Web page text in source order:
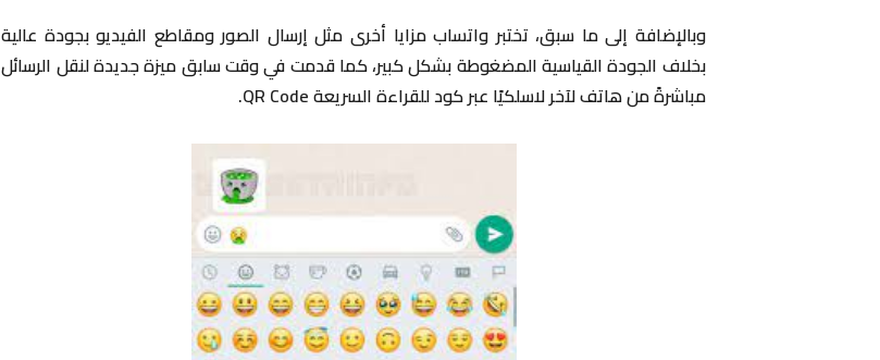
وبالإضافة إلى ما سبق، تختبر واتساب مزايا أخرى مثل إرسال الصور ومقاطع الفيديو بجودة عالية
بخلاف الجودة القياسية المضغوطة بشكل كبير، كما قدمت في وقت سابق ميزة جديدة لنقل الرسائل
مباشرةً من هاتف لآخر لاسلكيًا عبر كود للقراءة السريعة QR Code.